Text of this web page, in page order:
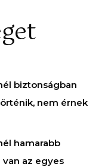
biztonságban
nem érnek
hamarabb
van az egyes